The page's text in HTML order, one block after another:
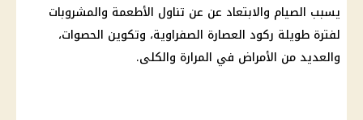
يسبب الصيام والابتعاد عن عن تناول الأطعمة والمشروبات
لفترة طويلة ركود العصارة الصفراوية، وتكوين الحصوات،
والعديد من الأمراض في المرارة والكلى.